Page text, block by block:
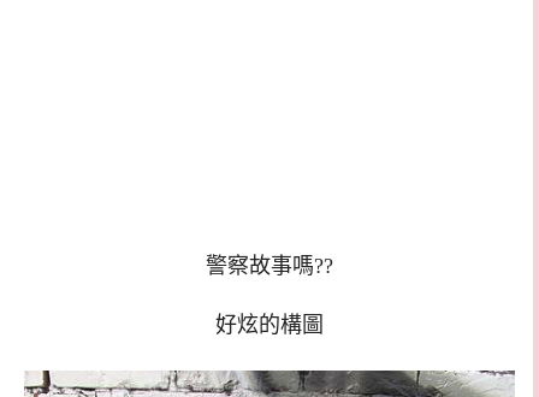
警察故事嗎??
好炫的構圖